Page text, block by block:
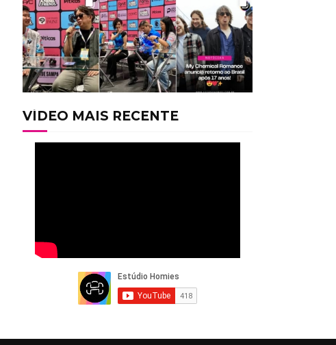
VÍDEO MAIS RECENTE